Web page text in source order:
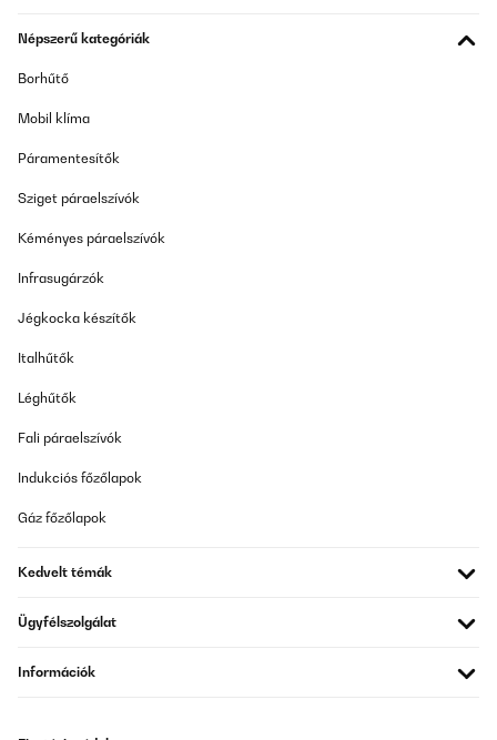
Népszerű kategóriák
Borhűtő
Mobil klíma
Páramentesítők
Sziget páraelszívók
Kéményes páraelszívók
Infrasugárzók
Jégkocka készítők
Italhűtők
Léghűtők
Fali páraelszívók
Indukciós főzőlapok
Gáz főzőlapok
Kedvelt témák
Ügyfélszolgálat
Információk